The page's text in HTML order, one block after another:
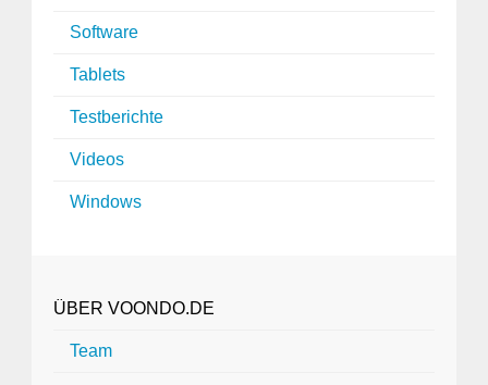
Software
Tablets
Testberichte
Videos
Windows
ÜBER VOONDO.DE
Team